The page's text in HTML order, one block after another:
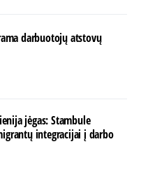
darbuotojų atstovų
jėgas: Stambule
integracijai į darbo